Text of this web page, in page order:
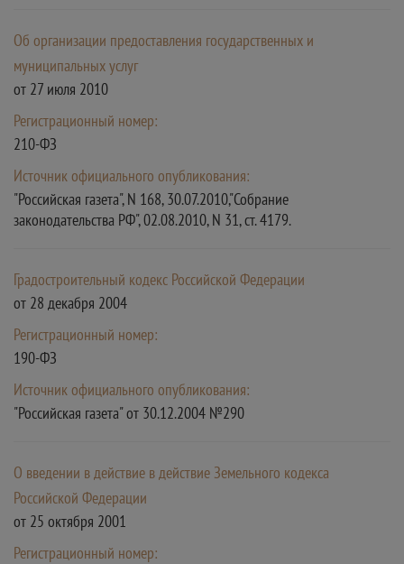
Об организации предоставления государственных и
муниципальных услуг
от 27 июля 2010
Регистрационный номер:
210-ФЗ
Источник официального опубликования:
"Российская газета", N 168, 30.07.2010,"Собрание
законодательства РФ", 02.08.2010, N 31, ст. 4179.
Градостроительный кодекс Российской Федерации
от 28 декабря 2004
Регистрационный номер:
190-ФЗ
Источник официального опубликования:
"Российская газета" от 30.12.2004 №290
О введении в действие в действие Земельного кодекса
Российской Федерации
от 25 октября 2001
Регистрационный номер: